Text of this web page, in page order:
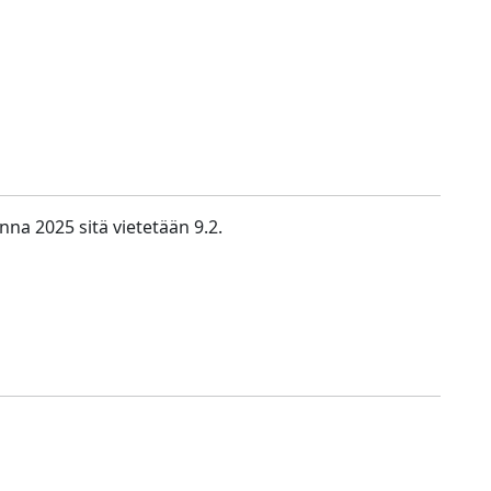
2025 sitä vietetään 9.2.